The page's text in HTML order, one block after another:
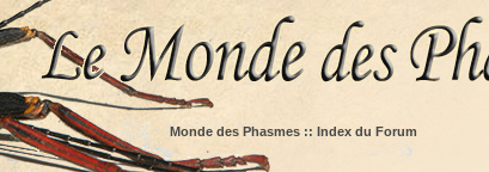
Monde des Phasmes :: Index du Forum